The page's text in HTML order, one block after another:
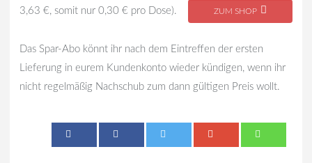
ZUM SHOP
3,63 €, somit nur 0,30 € pro Dose).
Das Spar-Abo könnt ihr nach dem Eintreffen der ersten
Lieferung in eurem Kundenkonto wieder kündigen, wenn ihr
nicht regelmäßig Nachschub zum dann gültigen Preis wollt.